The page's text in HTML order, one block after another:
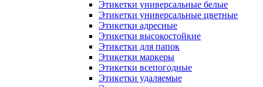
Этикетки универсальные белые
Этикетки универсальные цветные
Этикетки адресные
Этикетки высокостойкие
Этикетки для папок
Этикетки маркеры
Этикетки всепогодные
Этикетки удаляемые